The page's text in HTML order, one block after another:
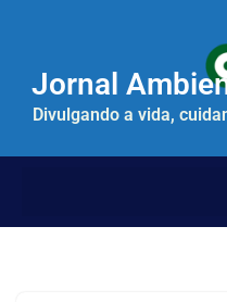
paraJornal
Divulgando a vida,